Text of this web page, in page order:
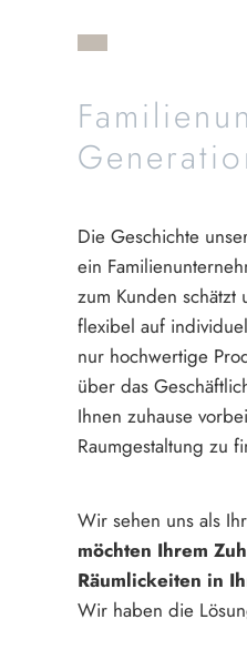
Die Geschichte
ein
zum Kunden
flexibel auf
nur hochwertige
über das
Ihnen zuhause
Raumgestaltung zu
Wir sehen uns als
möchten Ihrem
Räumlickeiten in
Wir haben die